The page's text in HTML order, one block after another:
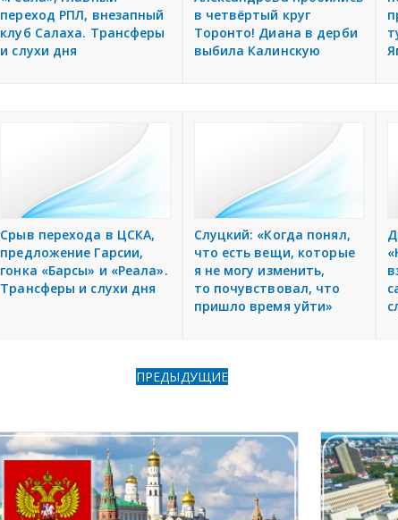
переход РПЛ, внезапный
клуб Салаха. Трансферы
и слухи дня
в четвёртый круг
Торонто! Диана в дерби
выбила Калинскую
Срыв перехода в ЦСКА,
предложение Гарсии,
гонка «Барсы» и «Реала».
Трансферы и слухи дня
Слуцкий: «Когда понял,
что есть вещи, которые
я не могу изменить,
то почувствовал, что
пришло время уйти»
ПРЕДЫДУЩИЕ